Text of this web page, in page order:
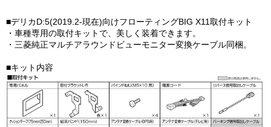
■デリカD:5(2019.2-現在)向けフローティングBIG X11取付キット
・車種専用の取付キットで、美しく装着できます。
・三菱純正マルチアラウンドビューモニター変換ケーブル同梱。
■キット内容